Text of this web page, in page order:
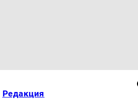
Редакция